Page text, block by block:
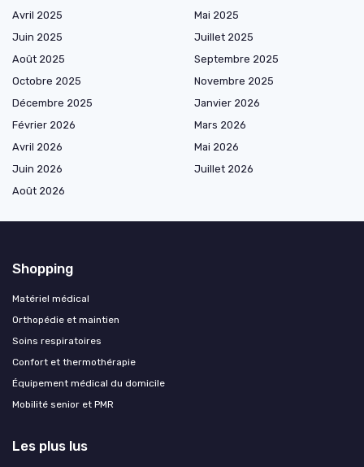
Avril 2025
Mai 2025
Juin 2025
Juillet 2025
Août 2025
Septembre 2025
Octobre 2025
Novembre 2025
Décembre 2025
Janvier 2026
Février 2026
Mars 2026
Avril 2026
Mai 2026
Juin 2026
Juillet 2026
Août 2026
Shopping
Matériel médical
Orthopédie et maintien
Soins respiratoires
Confort et thermothérapie
Équipement médical du domicile
Mobilité senior et PMR
Les plus lus